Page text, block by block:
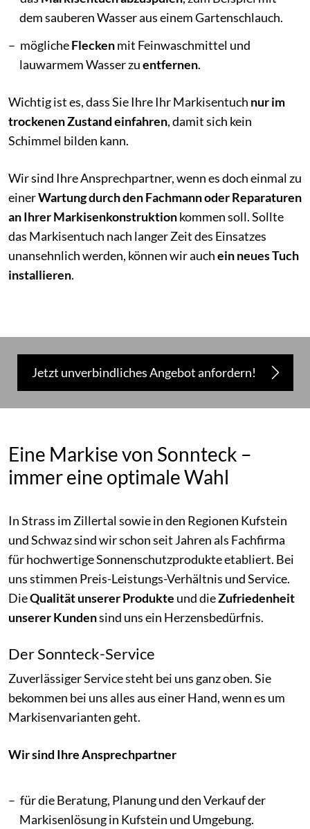
dem sauberen Wasser aus einem Gartenschlauch.
möglicheFleckenmit Feinwaschmittel und
lauwarmem Wasser zuentfernen.
Wichtig ist es, dass Sie Ihre Ihr Markisentuch nur im
trockenen Zustand einfahren, damit sich kein
Schimmel bilden kann.
Wir sind Ihre Ansprechpartner, wenn es doch einmal zu
einerWartung durch den Fachmann oder Reparaturen
an Ihrer Markisenkonstruktionkommen soll. Sollte
das Markisentuch nach langer Zeit des Einsatzes
unansehnlich werden, können wir auchein neues Tuch
installieren.
Jetzt unverbindliches Angebot anfordern!
Eine Markise von Sonnteck –
immer eine optimale Wahl
In Strass im Zillertal sowie in den Regionen Kufstein
und Schwaz sind wir schon seit Jahren als Fachfirma
für hochwertige Sonnenschutzprodukte etabliert. Bei
uns stimmen Preis-Leistungs-Verhältnis und Service.
DieQualität unserer Produkte und dieZufriedenheit
unserer Kundensind uns ein Herzensbedürfnis.
Der Sonnteck-Service
Zuverlässiger Service steht bei uns ganz oben. Sie
bekommen bei uns alles aus einer Hand, wenn es um
Markisenvarianten geht.
Wir sind Ihre Ansprechpartner
für die Beratung, Planung und den Verkauf der
Markisenlösung in Kufstein und Umgebung.